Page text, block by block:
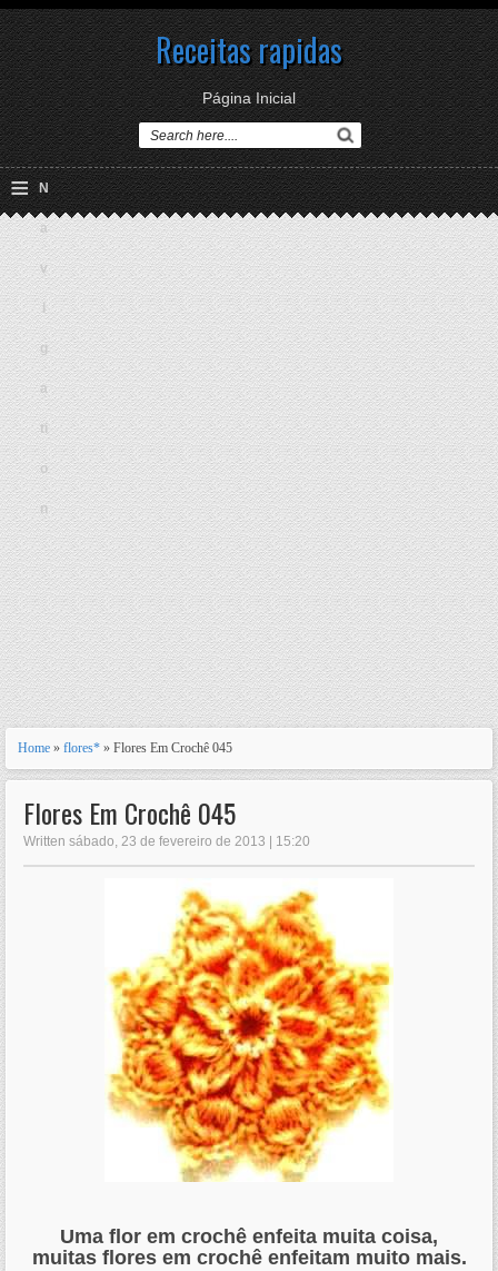
Receitas rapidas
Página Inicial
≡ N
a
v
i
g
a
ti
o
n
Home » flores* » Flores Em Crochê 045
Flores Em Crochê 045
Written sábado, 23 de fevereiro de 2013 | 15:20
Uma flor em crochê enfeita muita coisa,
muitas flores em crochê enfeitam muito mais.